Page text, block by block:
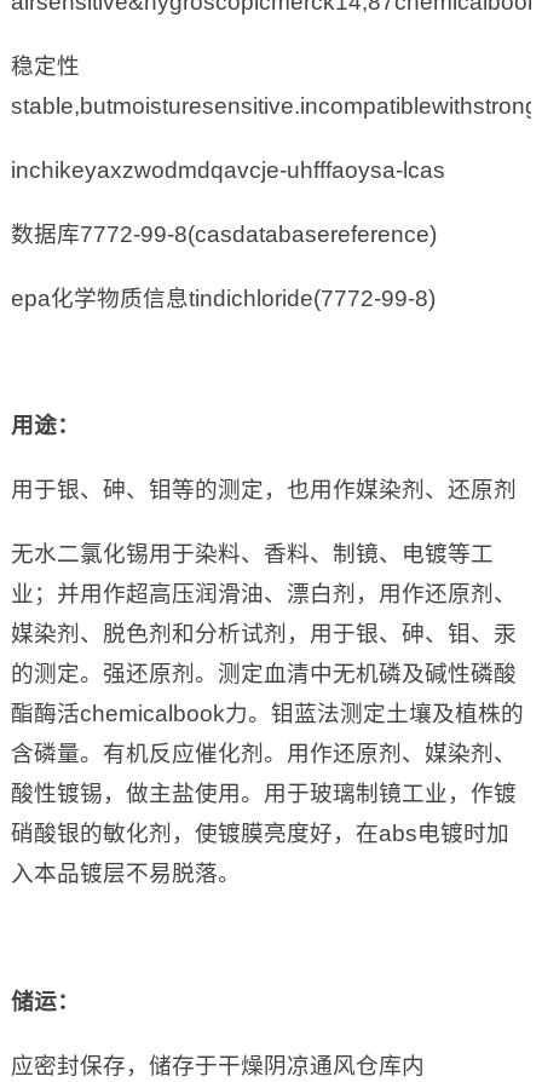
稳定性
inchikeyaxzwodmdqavcje-uhfffaoysa-lcas
数据库7772-99-8(casdatabasereference)
epa化学物质信息tindichloride(7772-99-8)
用途：
用于银、砷、钼等的测定，也用作媒染剂、还原剂
无水二氯化锡用于染料、香料、制镜、电镀等工
业；并用作超高压润滑油、漂白剂，用作还原剂、
媒染剂、脱色剂和分析试剂，用于银、砷、钼、汞
的测定。强还原剂。测定血清中无机磷及碱性磷酸
酯酶活chemicalbook力。钼蓝法测定土壤及植株的
含磷量。有机反应催化剂。用作还原剂、媒染剂、
酸性镀锡，做主盐使用。用于玻璃制镜工业，作镀
硝酸银的敏化剂，使镀膜亮度好，在abs电镀时加
入本品镀层不易脱落。
储运：
应密封保存，储存于干燥阴凉通风仓库内